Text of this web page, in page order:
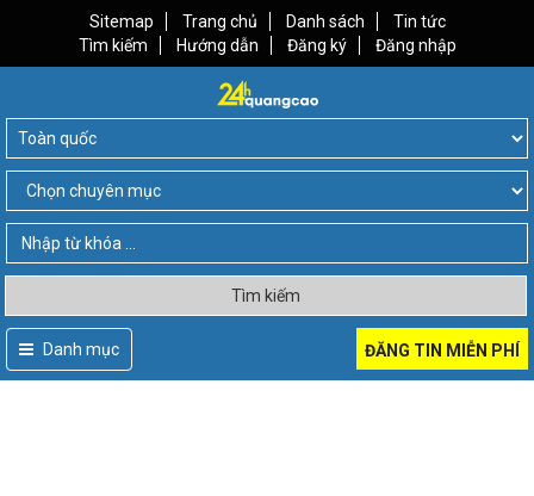
Sitemap Trang chủ Danh sách
Tin tức
Tìm kiếm
Hướng dẫn Đăng ký Đăng nhập
Tìm kiếm
Danh mục ĐĂNG TIN MIỄN PHÍ